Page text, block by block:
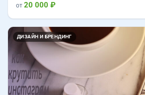
от 20 000 ₽
ДИЗАЙН И БРЕНДИНГ